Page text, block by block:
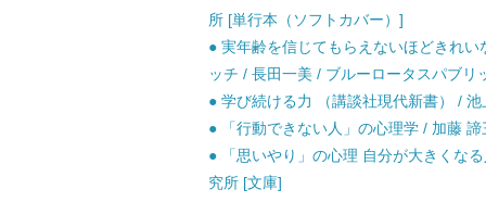
所 [単行本（ソフトカバー）]
● 実年齢を信じてもらえないほどきれ
ッチ / 長田一美 / ブルーロータスパブリ
● 学び続ける力 （講談社現代新書） /
● 「行動できない人」の心理学 / 加藤
● 「思いやり」の心理 自分が大きくな
究所 [文庫]